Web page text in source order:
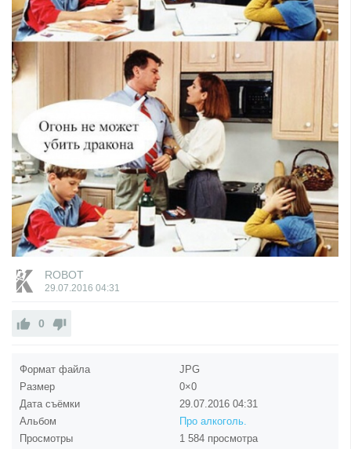
ROBOT
29.07.2016 04:31
0
Формат файла
JPG
Размер
0×0
Дата съёмки
29.07.2016 04:31
Альбом
Про алкоголь.
Просмотры
1 584 просмотра